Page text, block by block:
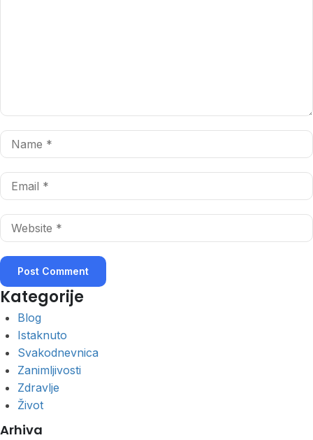
Kategorije
Blog
Istaknuto
Svakodnevnica
Zanimljivosti
Zdravlje
Život
Arhiva